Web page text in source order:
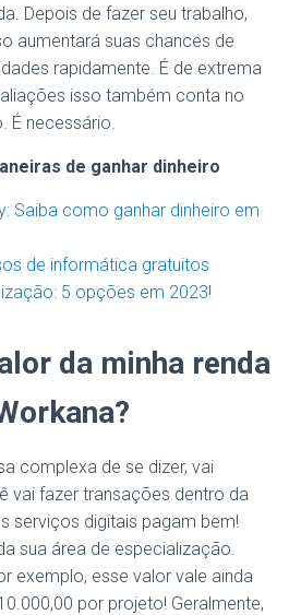
Depois de fazer seu trabalho,
aumentará suas chances de
rapidamente. É de extrema
isso também conta no
É necessário.
de ganhar dinheiro
Saiba como ganhar dinheiro em
de informática gratuitos
5 opções em 2023!
da minha renda
complexa de se dizer, vai
vai fazer transações dentro da
serviços digitais pagam bem!
sua área de especialização.
exemplo, esse valor vale ainda
por projeto! Geralmente,